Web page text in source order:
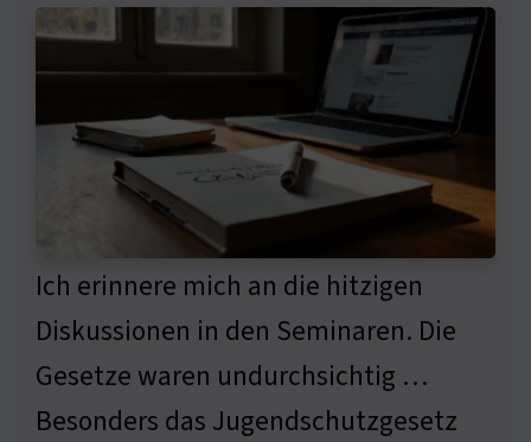
Ich erinnere mich an die hitzigen
Diskussionen in den Seminaren. Die
Gesetze waren undurchsichtig …
Besonders das Jugendschutzgesetz